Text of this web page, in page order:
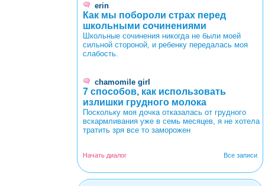
erin
Как мы побороли страх перед
школьными сочинениями
Школьные сочинения никогда не были моей
сильной стороной, и ребенку передалась моя
слабость.
chamomile girl
7 способов, как использовать
излишки грудного молока
Поскольку моя дочка отказалась от грудного
вскармливания уже в семь месяцев, я не хотела
тратить зря все то заморожен
Все записи
Начать диалог